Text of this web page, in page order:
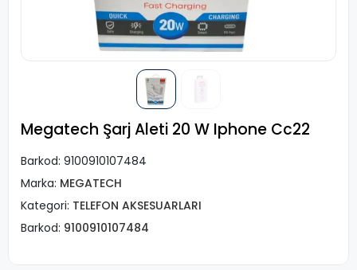
Megatech Şarj Aleti 20 W Iphone Cc22
Barkod: 9100910107484
Marka: MEGATECH
Kategori: TELEFON AKSESUARLARI
Barkod: 9100910107484